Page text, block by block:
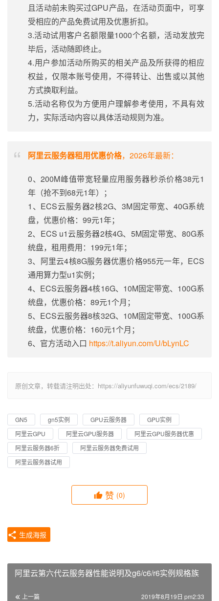
且活动前未购买过GPU产品，在活动页面中，可享
受相应的产品免费试用及优惠折扣。
3.活动试用客户名额限量1000个名额，活动发放完
毕后，活动随即终止。
4.用户参加活动所购买的相关产品及所获得的相应
权益，仅限本账号使用，不得转让、出售或以其他
方式换取利益。
5.活动名称仅为方便用户理解参考使用，不具有效
力，实际活动内容以具体活动规则为准。
阿里云服务器租用优惠价格，2026年最新：
0、200M峰值带宽轻量应用服务器秒杀价格38元1
年（抢不到68元1年）；
1、ECS云服务器2核2G、3M固定带宽、40G系统
盘，优惠价格：99元1年；
2、ECS u1云服务器2核4G、5M固定带宽、80G系
统盘，租用费用：199元1年；
3、阿里云4核8G服务器优惠价格955元一年，ECS
通用算力型u1实例；
4、ECS云服务器4核16G、10M固定带宽、100G系
统盘，优惠价格：89元1个月；
5、ECS云服务器8核32G、10M固定带宽、100G系
统盘，优惠价格：160元1个月；
6、官方活动入口 https://t.aliyun.com/U/bLynLC
原创文章，转载请注明出处：https://aliyunfuwuqi.com/ecs/2189/
GN5 gn5实例 GPU云服务器
GPU实例
阿里云GPU
阿里云GPU服务器
阿里云GPU服务器优惠
阿里云服务器6折
阿里云服务器免费试用
阿里云服务器试用
赞 (0)
生成海报
阿里云第六代云服务器性能说明及g6/c6/r6实例规格族
上一篇 2019年8月19日 pm2:33